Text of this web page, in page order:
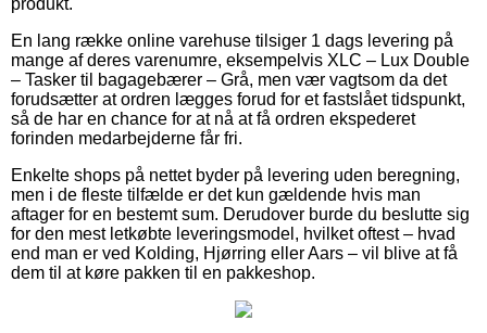
En lang række online varehuse tilsiger 1 dags levering på
mange af deres varenumre, eksempelvis XLC – Lux Double
– Tasker til bagagebærer – Grå, men vær vagtsom da det
forudsætter at ordren lægges forud for et fastslået tidspunkt,
så de har en chance for at nå at få ordren ekspederet
forinden medarbejderne får fri.
Enkelte shops på nettet byder på levering uden beregning,
men i de fleste tilfælde er det kun gældende hvis man
aftager for en bestemt sum. Derudover burde du beslutte sig
for den mest letkøbte leveringsmodel, hvilket oftest – hvad
end man er ved Kolding, Hjørring eller Aars – vil blive at få
dem til at køre pakken til en pakkeshop.